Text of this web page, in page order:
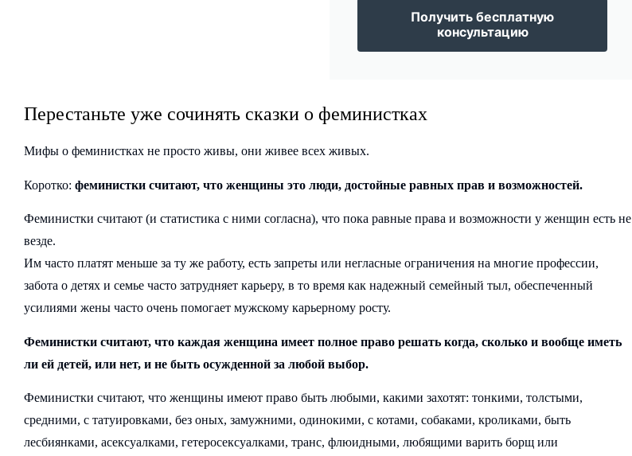
Получить бесплатную
консультацию
Перестаньте уже сочинять сказки о феминистках
Мифы о феминистках не просто живы, они живее всех живых.
Коротко: феминистки считают, что женщины это люди, достойные равных прав и возможностей.
Феминистки считают (и статистика с ними согласна), что пока равные права и возможности у женщин есть не
везде.
Им часто платят меньше за ту же работу, есть запреты или негласные ограничения на многие профессии,
забота о детях и семье часто затрудняет карьеру, в то время как надежный семейный тыл, обеспеченный
усилиями жены часто очень помогает мужскому карьерному росту.
Феминистки считают, что каждая женщина имеет полное право решать когда, сколько и вообще иметь
ли ей детей, или нет, и не быть осужденной за любой выбор.
Феминистки считают, что женщины имеют право быть любыми, какими захотят: тонкими, толстыми,
средними, с татуировками, без оных, замужними, одинокими, с котами, собаками, кроликами, быть
лесбиянками, асексуалками, гетеросексуалками, транс, флюидными, любящими варить борщ или